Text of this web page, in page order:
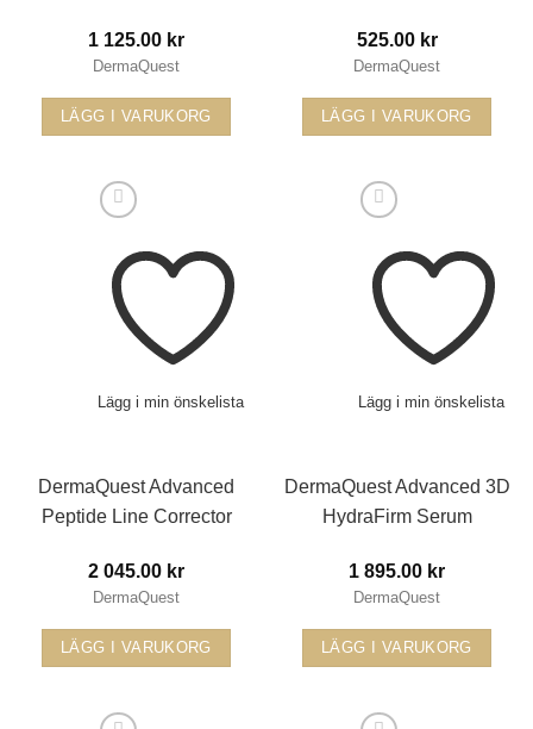
1 125.00 kr
DermaQuest
LÄGG I VARUKORG
525.00 kr
DermaQuest
LÄGG I VARUKORG
Lägg i min önskelista
DermaQuest Advanced
Peptide Line Corrector
2 045.00 kr
DermaQuest
LÄGG I VARUKORG
Lägg i min önskelista
DermaQuest Advanced 3D
HydraFirm Serum
1 895.00 kr
DermaQuest
LÄGG I VARUKORG